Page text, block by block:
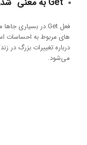
های مربوط به احساسات
می‌شود.